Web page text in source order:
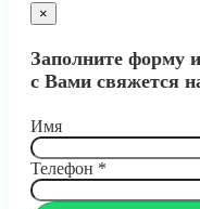
×
Заполните форму
с Вами свяжется
Имя
Телефон *